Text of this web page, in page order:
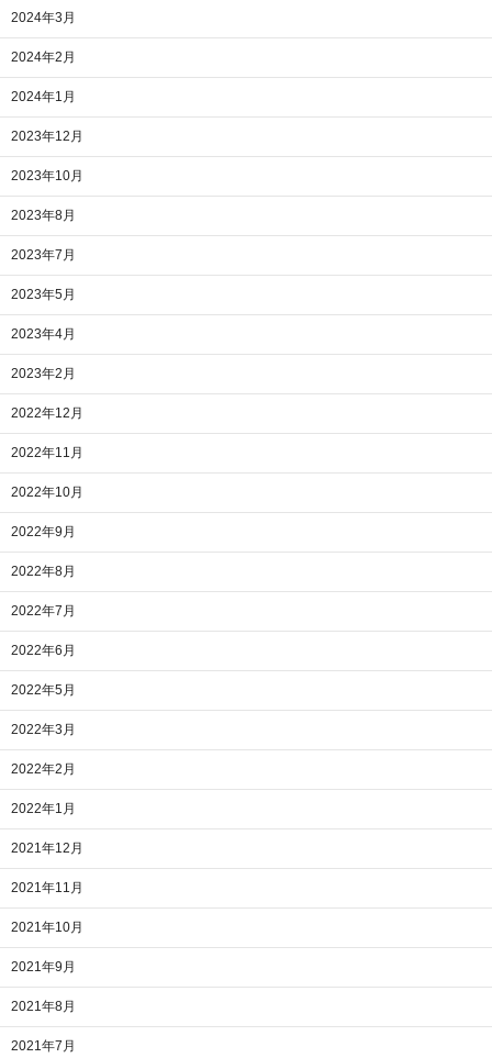
2024年3月
2024年2月
2024年1月
2023年12月
2023年10月
2023年8月
2023年7月
2023年5月
2023年4月
2023年2月
2022年12月
2022年11月
2022年10月
2022年9月
2022年8月
2022年7月
2022年6月
2022年5月
2022年3月
2022年2月
2022年1月
2021年12月
2021年11月
2021年10月
2021年9月
2021年8月
2021年7月